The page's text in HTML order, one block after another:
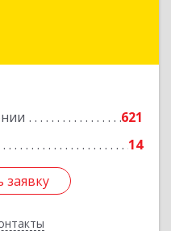
621
14
Софт
Подробнее